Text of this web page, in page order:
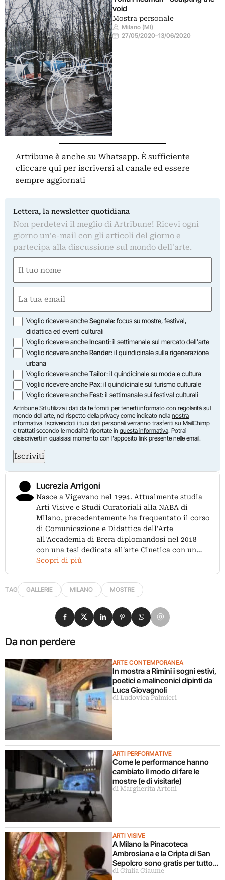
void
Mostra personale
Milano (MI)
27/05/2020–13/06/2020
Artribune è anche su Whatsapp. È sufficiente
cliccare qui per iscriversi al canale ed essere
sempre aggiornati
Lettera, la newsletter quotidiana
Non perdetevi il meglio di Artribune! Ricevi ogni
giorno un'e-mail con gli articoli del giorno e
partecipa alla discussione sul mondo dell'arte.
(Required)
First
(Required)
Opzioni
Voglio ricevere ancheSegnala: focus su mostre, festival,
didattica ed eventi culturali
Voglio ricevere ancheIncanti: il settimanale sul mercato dell'arte
Voglio ricevere ancheRender: il quindicinale sulla rigenerazione
urbana
Voglio ricevere ancheTailor: il quindicinale su moda e cultura
Voglio ricevere anchePax: il quindicinale sul turismo culturale
Voglio ricevere ancheFest: il settimanale sui festival culturali
Artribune Srl utilizza i dati da te forniti per tenerti informato con regolarità sul
mondo dell'arte, nel rispetto della privacy come indicato nella nostra
informativa. Iscrivendoti i tuoi dati personali verranno trasferiti su MailChimp
e trattati secondo le modalità riportate in questa informativa. Potrai
disiscriverti in qualsiasi momento con l'apposito link presente nelle email.
Iscriviti
Lucrezia Arrigoni
Nasce a Vigevano nel 1994. Attualmente studia
Arti Visive e Studi Curatoriali alla NABA di
Milano, precedentemente ha frequentato il corso
di Comunicazione e Didattica dell'Arte
all'Accademia di Brera diplomandosi nel 2018
con una tesi dedicata all'arte Cinetica con un…
Scopri di più
TAG GALLERIE MILANO MOSTRE
Da non perdere
ARTE CONTEMPORANEA
In mostra a Rimini i sogni estivi,
poetici e malinconici dipinti da
Luca Giovagnoli
di Ludovica Palmieri
ARTI PERFORMATIVE
Come le performance hanno
cambiato il modo di fare le
mostre (e di visitarle)
di Margherita Artoni
ARTI VISIVE
A Milano la Pinacoteca
Ambrosiana e la Cripta di San
Sepolcro sono gratis per tutto
agosto (ma solo per milanesi)
di Giulia Giaume
Condividi su Facebook
Condividi su X
Condividi su LinkedIn
Condividi su Pinterest
Condividi su WhatsApp
Condividi su Email